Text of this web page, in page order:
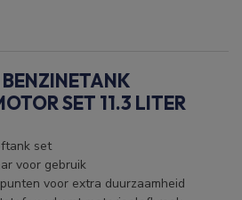
SET 11.3 LITER
set
voor gebruik
voor extra duurzaamheid